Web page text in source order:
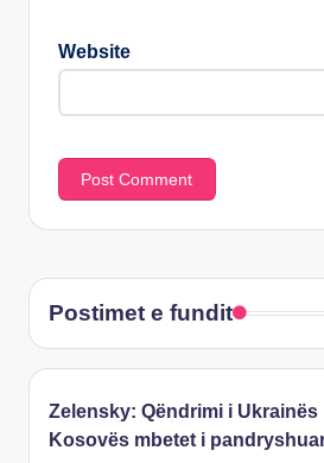
Website
Postimet e fundit
Zelensky: Qëndrimi i
Kosovës mbetet i